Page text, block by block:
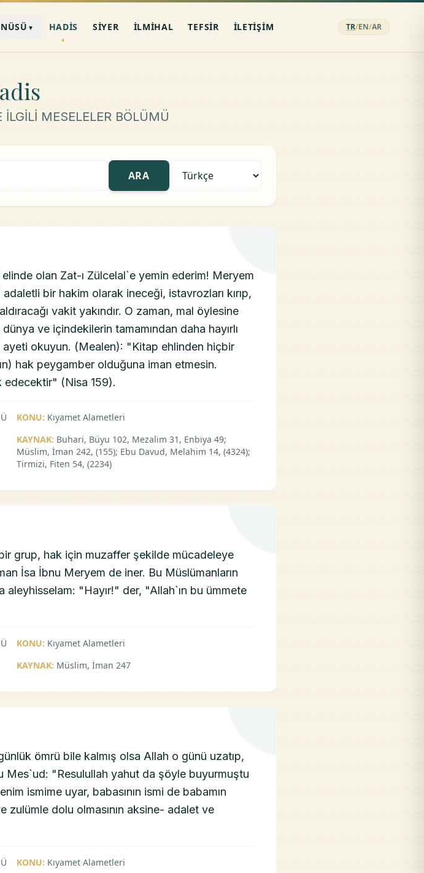
▼ HADIS SIYER İLMIHAL TEFSIR İLETIŞIM TR/EN/AR
İLGİLİ MESELELER BÖLÜMÜ
ARA
olan Zat-ı Zülcelal`e yemin ederim! Meryem
bir hakim olarak ineceği, istavrozları kırıp,
vakit yakındır. O zaman, mal öylesine
ve içindekilerin tamamından daha hayırlı
ayeti okuyun. (Mealen): "Kitap ehlinden hiçbir
hak peygamber olduğuna iman etmesin.
edecektir" (Nisa 159).
KONU: Kıyamet Alametleri
KAYNAK: Buhari, Büyu 102, Mezalim 31, Enbiya 49;
Müslim, İman 242, (155); Ebu Davud, Melahim 14, (4324);
Tirmizi, Fiten 54, (2234)
grup, hak için muzaffer şekilde mücadeleye
İsa İbnu Meryem de iner. Bu Müslümanların
aleyhisselam: "Hayır!" der, "Allah`ın bu ümmete
KONU: Kıyamet Alametleri
KAYNAK: Müslim, İman 247
ömrü bile kalmış olsa Allah o günü uzatıp,
"Resulullah yahut da şöyle buyurmuştu
ismime uyar, babasının ismi de babamın
dolu olmasının aksine- adalet ve
KONU: Kıyamet Alametleri